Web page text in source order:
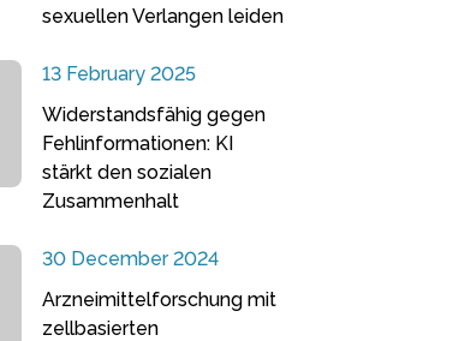
sexuellen Verlangen leiden
13 February 2025
Widerstandsfähig gegen
Fehlinformationen: KI
stärkt den sozialen
Zusammenhalt
30 December 2024
Arzneimittelforschung mit
zellbasierten